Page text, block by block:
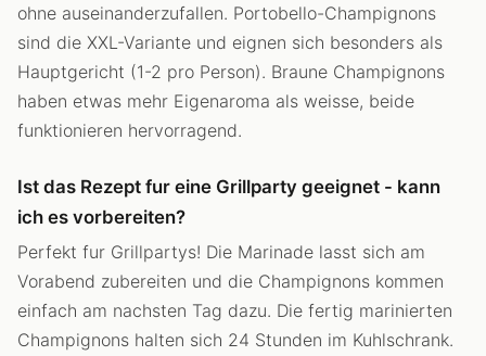
ohne auseinanderzufallen. Portobello-Champignons
sind die XXL-Variante und eignen sich besonders als
Hauptgericht (1-2 pro Person). Braune Champignons
haben etwas mehr Eigenaroma als weisse, beide
funktionieren hervorragend.
Ist das Rezept fur eine Grillparty geeignet - kann
ich es vorbereiten?
Perfekt fur Grillpartys! Die Marinade lasst sich am
Vorabend zubereiten und die Champignons kommen
einfach am nachsten Tag dazu. Die fertig marinierten
Champignons halten sich 24 Stunden im Kuhlschrank.